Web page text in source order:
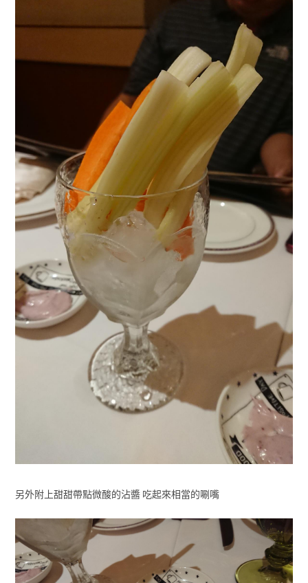
另外附上甜甜帶點微酸的沾醬 吃起來相當的唰嘴